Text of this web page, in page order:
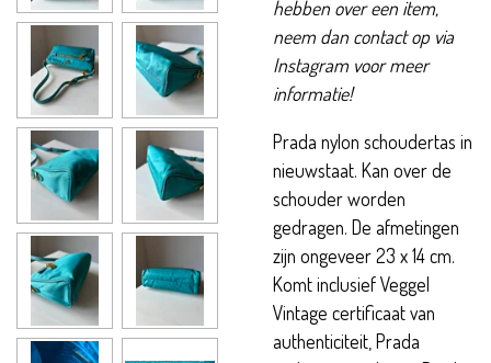
hebben over een item,
neem dan contact op via
Instagram voor meer
informatie!
Prada nylon schoudertas in
nieuwstaat. Kan over de
schouder worden
gedragen. De afmetingen
zijn ongeveer 23 x 14 cm.
Komt inclusief Veggel
Vintage certificaat van
authenticiteit, Prada